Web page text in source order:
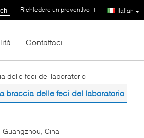
Italian
Richiedere un preventivo |
Contattaci
delle feci del laboratorio
braccia delle feci del laboratorio
Guangzhou, Cina